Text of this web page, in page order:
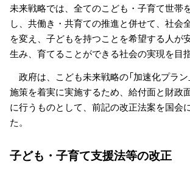
未来戦略では、全てのこども・子育て世帯
し、共働き・共育ての推進と併せて、社会
を変え、子どもを持つことを希望する人が
生み、育てることができる社会の実現を目
政府は、こども未来戦略の「加速化プラン
施策を着実に実施するため、給付面と財政
に行うものとして、前記の改正法案を国会
た。
子ども・子育て支援法等の改正